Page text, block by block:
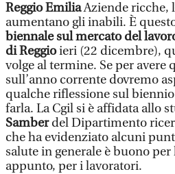
Reggio EmiliaAziende ricche,
aumentano gli inabili. È
biennale sul mercato del
di Reggioieri (22 dicembre),
volge al termine. Se per avere
sull’anno corrente dovremo
qualche riflessione sul
farla. La Cgil si è affidata allo
Samberdel Dipartimento
che ha evidenziato alcuni
salute in generale è buono per
appunto, per i lavoratori.